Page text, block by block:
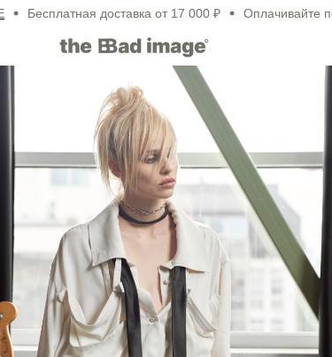
Бесплатная доставка от 17 000 ₽ Оплачивайте
HANNA
lookbook fw'24